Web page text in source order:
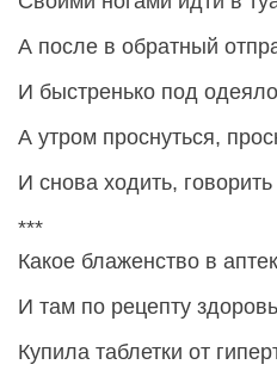
А после в обратный
И быстренько под
А утром проснуться,
И снова ходить,
***
Какое блаженство в
И там по рецепту
Купила таблетки от